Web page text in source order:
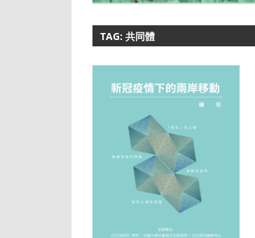
TAG: 共同體